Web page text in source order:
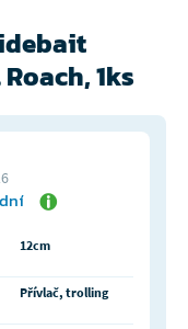
1ks
12cm
Přívlač, trolling